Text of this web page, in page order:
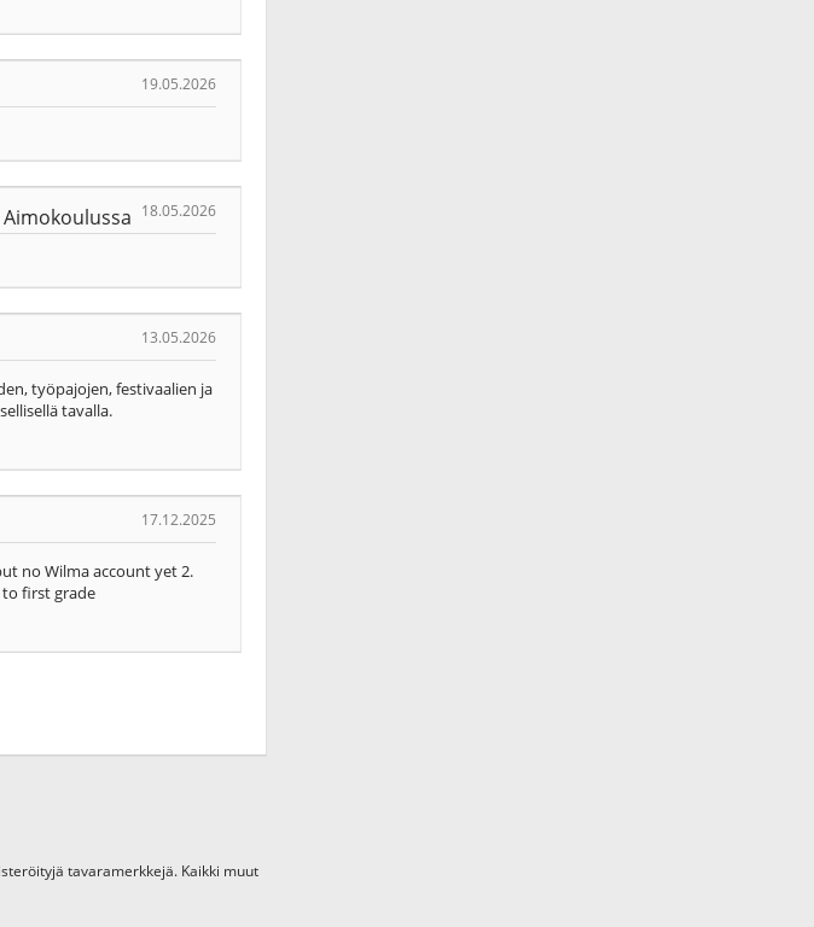
19.05.2026
18.05.2026
13.05.2026
työpajojen, festivaalien ja
tavalla.
17.12.2025
no Wilma account yet 2.
to first grade
tavaramerkkejä. Kaikki muut